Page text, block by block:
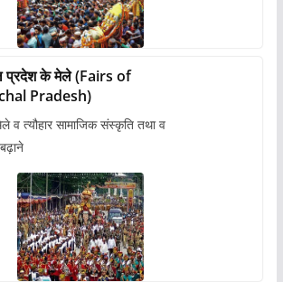
प्रदेश के मेले (Fairs of
Pradesh)
व त्यौहार सामाजिक संस्कृति तथा व